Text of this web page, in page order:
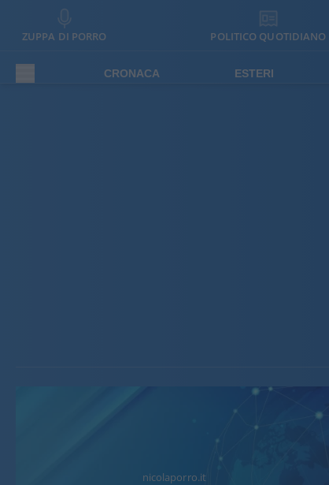
ZUPPA DI PORRO POLITICO QUOTIDIANO
CRONACA ESTERI
nicolaporro.it